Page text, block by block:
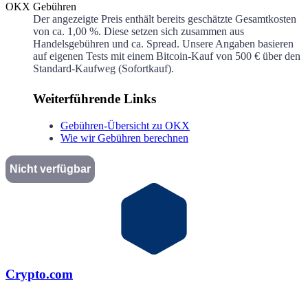
OKX Gebühren
Der angezeigte Preis enthält bereits geschätzte Gesamtkosten
von ca. 1,00 %. Diese setzen sich zusammen aus
Handelsgebühren und ca. Spread. Unsere Angaben basieren
auf eigenen Tests mit einem Bitcoin-Kauf von 500 € über den
Standard-Kaufweg (Sofortkauf).
Weiterführende Links
Gebühren-Übersicht zu OKX
Wie wir Gebühren berechnen
Nicht verfügbar
Crypto.com